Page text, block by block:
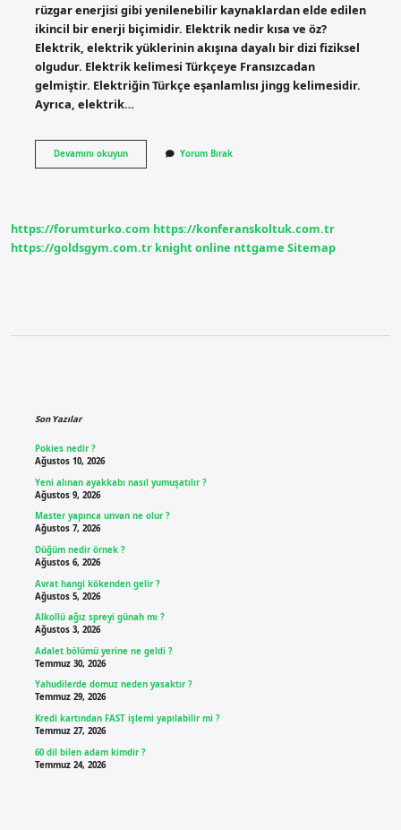
rüzgar enerjisi gibi yenilenebilir kaynaklardan elde edilen
ikincil bir enerji biçimidir. Elektrik nedir kısa ve öz?
Elektrik, elektrik yüklerinin akışına dayalı bir dizi fiziksel
olgudur. Elektrik kelimesi Türkçeye Fransızcadan
gelmiştir. Elektriğin Türkçe eşanlamlısı jingg kelimesidir.
Ayrıca, elektrik…
Devamını okuyunElektrik
Çeşitleri
Yorum Bırak
https://forumturko.com https://konferanskoltuk.com.tr
https://goldsgym.com.tr knight online nttgame Sitemap
Son Yazılar
Pokies nedir ?
Ağustos 10, 2026
Yeni alınan ayakkabı nasıl yumuşatılır ?
Ağustos 9, 2026
Master yapınca unvan ne olur ?
Ağustos 7, 2026
Düğüm nedir örnek ?
Ağustos 6, 2026
Avrat hangi kökenden gelir ?
Ağustos 5, 2026
Alkollü ağız spreyi günah mı ?
Ağustos 3, 2026
Adalet bölümü yerine ne geldi ?
Temmuz 30, 2026
Yahudilerde domuz neden yasaktır ?
Temmuz 29, 2026
Kredi kartından FAST işlemi yapılabilir mi ?
Temmuz 27, 2026
60 dil bilen adam kimdir ?
Temmuz 24, 2026